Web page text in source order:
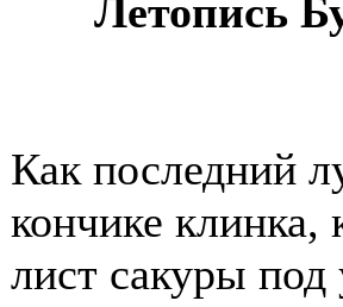
Летопись
Как последний
кончике клинка,
лист сакуры под